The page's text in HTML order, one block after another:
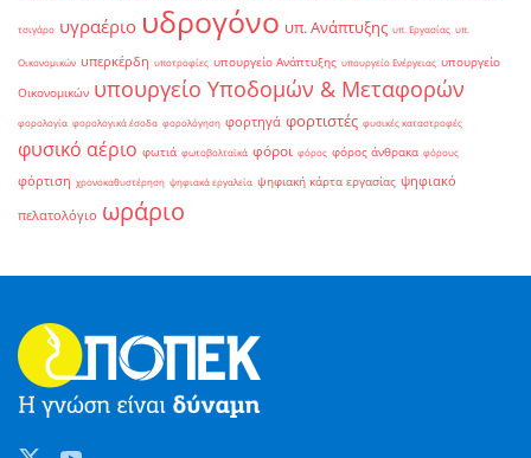
τσιγάρο υγραέριο υδρογόνο υπ. Ανάπτυξης υπ. Εργασίας υπ.
Οικονομικών υπερκέρδη υποτροφίες υπουργείο Ανάπτυξης υπουργείο Ενέργειας υπουργείο
Οικονομικών υπουργείο Υποδομών & Μεταφορών
φορολογία φορολογικά έσοδα φορολόγηση φορτηγά φορτιστές φυσικές καταστροφές
φυσικό αέριο φωτιά φωτοβολταϊκά φόροι φόρος φόρος άνθρακα φόρους
φόρτιση χρονοκαθυστέρηση ψηφιακά εργαλεία ψηφιακή κάρτα εργασίας ψηφιακό
πελατολόγιο ωράριο